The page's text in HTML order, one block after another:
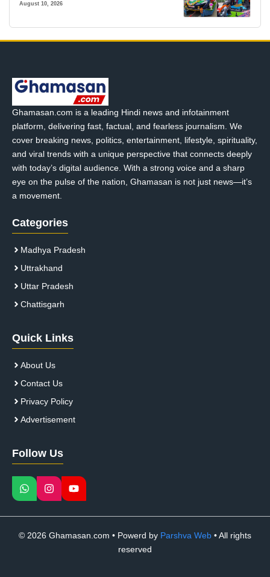
August 10, 2026
Ghamasan.com is a leading Hindi news and infotainment
platform, delivering fast, factual, and fearless journalism. We
cover breaking news, politics, entertainment, lifestyle, spirituality,
and viral trends with a unique perspective that connects deeply
with today’s digital audience. With a strong voice and a sharp
eye on the pulse of the nation, Ghamasan is not just news—it’s
a movement.
Categories
Madhya Pradesh
Uttrakhand
Uttar Pradesh
Chattisgarh
Quick Links
About Us
Contact Us
Privacy Policy
Advertisement
Follow Us
© 2026 Ghamasan.com • Powerd by Parshva Web • All rights
reserved